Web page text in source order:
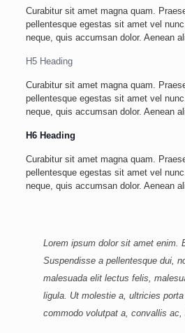
Curabitur sit amet magna quam.
pellentesque egestas sit amet vel
neque, quis accumsan dolor. Aenean
H5 Heading
Curabitur sit amet magna quam.
pellentesque egestas sit amet vel
neque, quis accumsan dolor. Aenean
H6 Heading
Curabitur sit amet magna quam.
pellentesque egestas sit amet vel
neque, quis accumsan dolor. Aenean
Lorem ipsum dolor sit amet enim.
Suspendisse a pellentesque dui,
malesuada elit lectus felis,
ligula. Ut molestie a, ultricies
commodo volutpat a, convallis ac,